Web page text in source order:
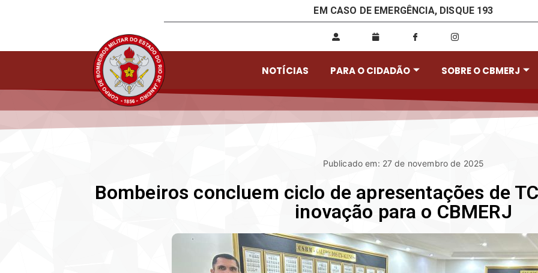
EM CASO DE EMERGÊNCIA, DISQUE 193
NOTÍCIAS PARA O CIDADÃO SOBRE O CBMERJ
Publicado em: 27 de novembro de 2025
Bombeiros concluem ciclo de apresentações de
inovação para o CBMERJ